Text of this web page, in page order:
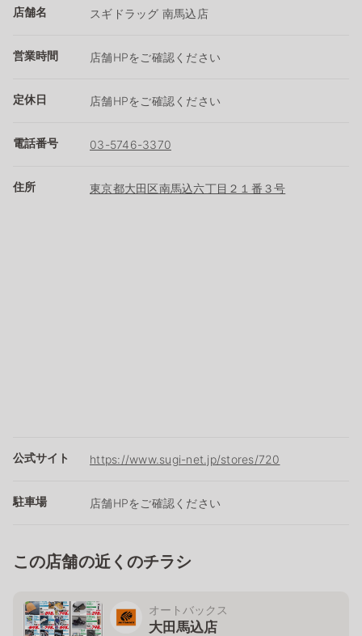
店舗名 スギドラッグ 南馬込店
営業時間 店舗HPをご確認ください
定休日 店舗HPをご確認ください
電話番号 03-5746-3370
住所 東京都大田区南馬込六丁目２１番３号
公式サイト https://www.sugi-net.jp/stores/720
駐車場 店舗HPをご確認ください
この店舗の近くのチラシ
オートバックス
大田馬込店